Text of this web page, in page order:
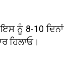
ਨੂੰ 8-10 ਦਿਨਾਂ
ਹਿਲਾਓ।